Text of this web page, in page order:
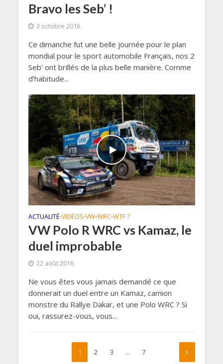
Bravo les Seb’ !
3 octobre 2016
Ce dimanche fut une belle journée pour le plan
mondial pour le sport automobile Français, nos 2
Seb’ ont brillés de la plus belle manière. Comme
d’habitude...
ACTUALITÉ•VIDÉOS•VW•WRC•WTF ?
VW Polo R WRC vs Kamaz, le
duel improbable
22 août 2016
Ne vous êtes vous jamais demandé ce que
donnerait un duel entre un Kamaz, camion
monstre du Rallye Dakar, et une Polo WRC ? Si
oui, rassurez-vous, vous...
1 2 3 … 7